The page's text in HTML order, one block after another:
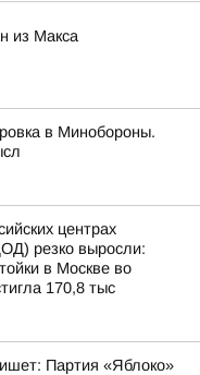
из Макса
в Минобороны.
центрах
резко выросли:
в Москве во
170,8 тыс
Партия «Яблоко»